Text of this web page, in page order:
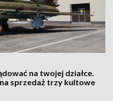
na twojej działce.
sprzedaż trzy kultowe